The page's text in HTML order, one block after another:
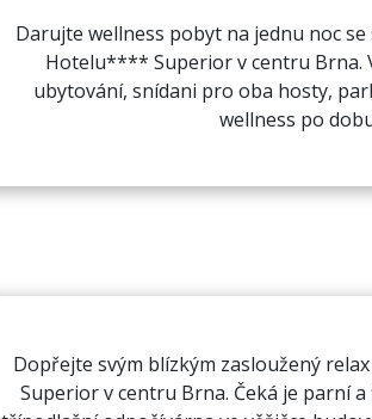
Darujte wellness pobyt na jednu noc se
Hotelu**** Superior v centru Brna.
ubytování, snídani pro oba hosty,
wellness po
Dopřejte svým blízkým zasloužený
Superior v centru Brna. Čeká je parní